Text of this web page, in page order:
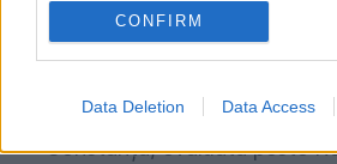
CONFIRM
Data Deletion Data Access
ECONOMIE
Constanța, evaluată peste